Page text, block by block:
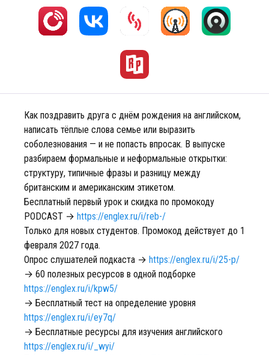
Как поздравить друга с днём рождения на английском,
написать тёплые слова семье или выразить
соболезнования — и не попасть впросак. В выпуске
разбираем формальные и неформальные открытки:
структуру, типичные фразы и разницу между
британским и американским этикетом.
Бесплатный первый урок и скидка по промокоду
PODCAST → https://englex.ru/i/reb-/
Только для новых студентов. Промокод действует до 1
февраля 2027 года.
Опрос слушателей подкаста → https://englex.ru/i/25-p/
→ 60 полезных ресурсов в одной подборке
https://englex.ru/i/kpw5/
→ Бесплатный тест на определение уровня
https://englex.ru/i/ey7q/
→ Бесплатные ресурсы для изучения английского
https://englex.ru/i/_wyi/